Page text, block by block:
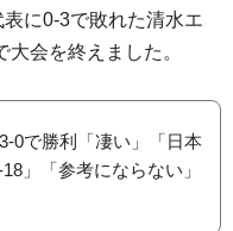
に0-3で敗れた清水エ
会を終えました。
0で勝利「凄い」「日本
」「参考にならない」